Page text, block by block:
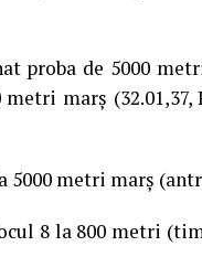
proba de 5000
marș
metri marș
8 la 800 metri